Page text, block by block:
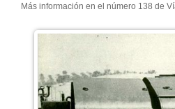
Más información en el número 138 de